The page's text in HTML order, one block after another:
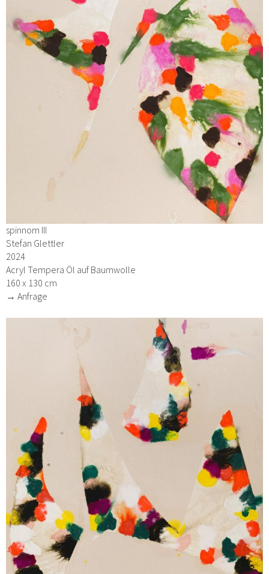
spinnom III
Stefan Glettler
2024
Acryl Tempera Öl auf Baumwolle
160 x 130 cm
→ Anfrage